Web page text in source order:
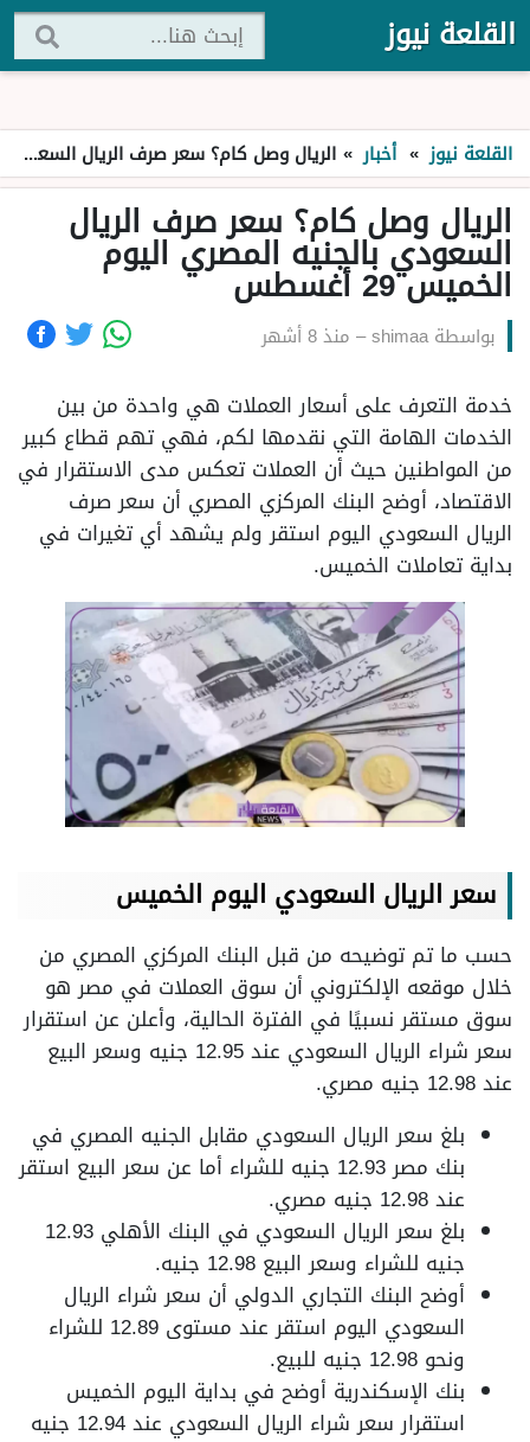
القلعة نيوز
القلعة نيوز » أخبار » الريال وصل كام؟ سعر صرف الريال السعودي بالجنيه المصري اليوم الخميس 29 أغسطس
الريال وصل كام؟ سعر صرف الريال
السعودي بالجنيه المصري اليوم
الخميس 29 أغسطس
بواسطةshimaa
– منذ 8 أشهر
خدمة التعرف على أسعار العملات هي واحدة من بين
الخدمات الهامة التي نقدمها لكم، فهي تهم قطاع كبير
من المواطنين حيث أن العملات تعكس مدى الاستقرار في
الاقتصاد، أوضح البنك المركزي المصري أن سعر صرف
الريال السعودي اليوم استقر ولم يشهد أي تغيرات في
بداية تعاملات الخميس.
سعر الريال السعودي اليوم الخميس
حسب ما تم توضيحه من قبل البنك المركزي المصري من
خلال موقعه الإلكتروني أن سوق العملات في مصر هو
سوق مستقر نسبيًا في الفترة الحالية، وأعلن عن استقرار
سعر شراء الريال السعودي عند 12.95 جنيه وسعر البيع
عند 12.98 جنيه مصري.
بلغ سعر الريال السعودي مقابل الجنيه المصري في
بنك مصر 12.93 جنيه للشراء أما عن سعر البيع استقر
عند 12.98 جنيه مصري.
بلغ سعر الريال السعودي في البنك الأهلي 12.93
جنيه للشراء وسعر البيع 12.98 جنيه.
أوضح البنك التجاري الدولي أن سعر شراء الريال
السعودي اليوم استقر عند مستوى 12.89 للشراء
ونحو 12.98 جنيه للبيع.
بنك الإسكندرية أوضح في بداية اليوم الخميس
استقرار سعر شراء الريال السعودي عند 12.94 جنيه